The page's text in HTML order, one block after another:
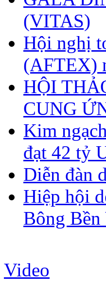
(VITAS)
Hội nghị
(AFTEX)
HỘI
CUNG
Kim
đạt 42 tỷ
Diễn đàn
Hiệp hội
Bông
Video